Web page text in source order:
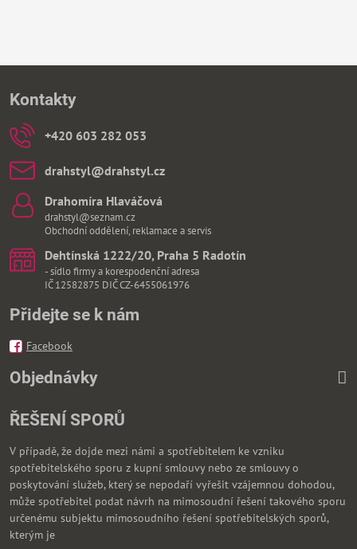
Kontakty
+420 603 282 053
drahstyl​@drahstyl​.cz
Drahomíra Hlaváčová
drahstyl@seznam.cz
Obchodní oddělení, reklamace a servis
Dehtínská 1222/20, Praha 5 Radotín
- sídlo firmy a korespodenční adresa
IČ 12582875 DIČ CZ-6455061976
Přidejte se k nám
Facebook
Objednávky
ŘEŠENÍ SPORŮ
V případě, že dojde mezi námi a spotřebitelem ke vzniku
spotřebitelského sporu z kupní smlouvy nebo ze smlouvy o
poskytování služeb, který se nepodaří vyřešit vzájemnou dohodou,
může spotřebitel podat návrh na mimosoudní řešení takového sporu
určenému subjektu mimosoudního řešení spotřebitelských sporů,
kterým je